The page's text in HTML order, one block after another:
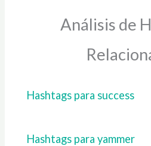
Análisis de
Hashtags para success
Hashtags para yammer